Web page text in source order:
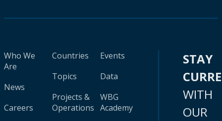
Who We
Are
News
Careers
Countries
Topics
Projects &
Operations
Events
Data
WBG
Academy
STAY
WITH
OUR